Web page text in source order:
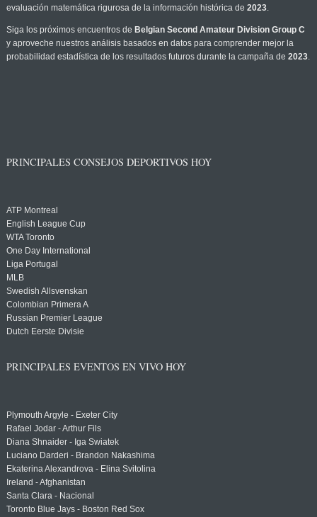
evaluación matemática rigurosa de la información histórica de 2023.
Siga los próximos encuentros de Belgian Second Amateur Division Group C
y aproveche nuestros análisis basados en datos para comprender mejor la
probabilidad estadística de los resultados futuros durante la campaña de 2023.
PRINCIPALES CONSEJOS DEPORTIVOS HOY
ATP Montreal
English League Cup
WTA Toronto
One Day International
Liga Portugal
MLB
Swedish Allsvenskan
Colombian Primera A
Russian Premier League
Dutch Eerste Divisie
PRINCIPALES EVENTOS EN VIVO HOY
Plymouth Argyle - Exeter City
Rafael Jodar - Arthur Fils
Diana Shnaider - Iga Swiatek
Luciano Darderi - Brandon Nakashima
Ekaterina Alexandrova - Elina Svitolina
Ireland - Afghanistan
Santa Clara - Nacional
Toronto Blue Jays - Boston Red Sox